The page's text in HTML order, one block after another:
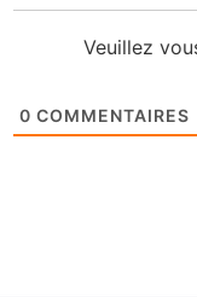
Veuillez
0 COMMENTAIRES